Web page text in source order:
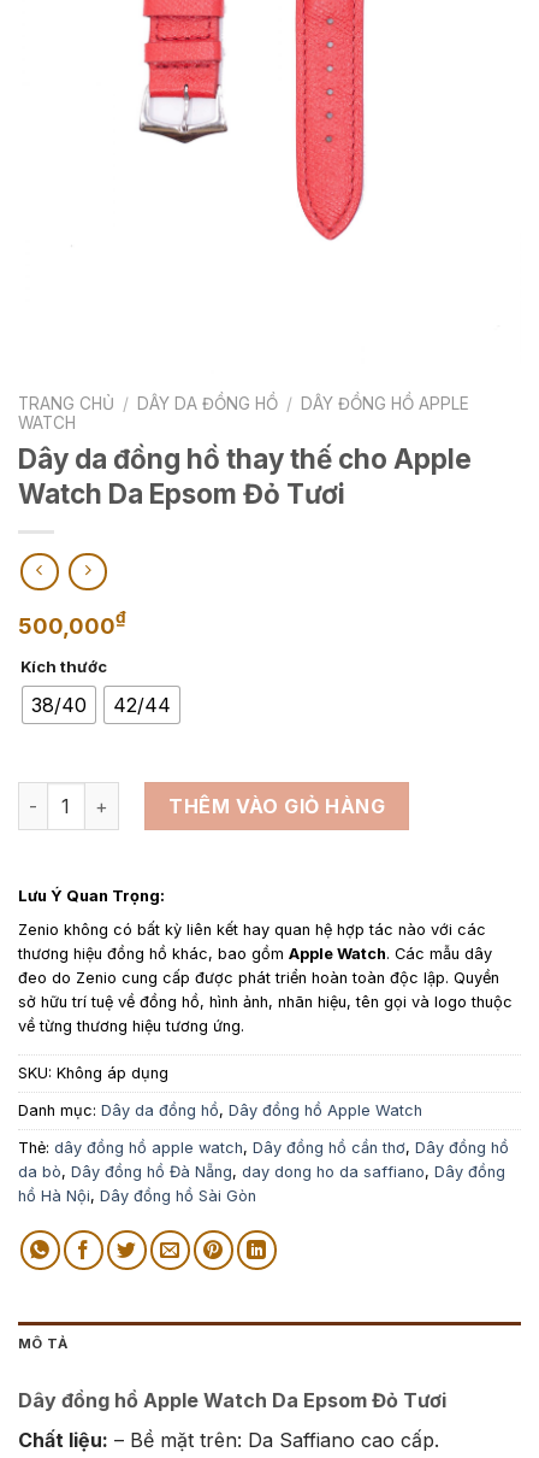
TRANG CHỦ / DÂY DA ĐỒNG HỒ / DÂY ĐỒNG HỒ APPLE
WATCH
Dây da đồng hồ thay thế cho Apple
Watch Da Epsom Đỏ Tươi
500,000₫
Kích thước
38/40 42/44
Dây da đồng hồ thay thế cho Apple Watch Da Epsom Đỏ
THÊM VÀO GIỎ HÀNG
Lưu Ý Quan Trọng:
Zenio không có bất kỳ liên kết hay quan hệ hợp tác nào với các
thương hiệu đồng hồ khác, bao gồm Apple Watch. Các mẫu dây
đeo do Zenio cung cấp được phát triển hoàn toàn độc lập. Quyền
sở hữu trí tuệ về đồng hồ, hình ảnh, nhãn hiệu, tên gọi và logo thuộc
về từng thương hiệu tương ứng.
SKU: Không áp dụng
Danh mục: Dây da đồng hồ, Dây đồng hồ Apple Watch
Thẻ: dây đồng hồ apple watch, Dây đồng hồ cần thơ, Dây đồng hồ
da bò, Dây đồng hồ Đà Nẵng, day dong ho da saffiano, Dây đồng
hồ Hà Nội, Dây đồng hồ Sài Gòn
MÔ TẢ
Dây đồng hồ Apple Watch Da Epsom Đỏ Tươi
Chất liệu: – Bề mặt trên: Da Saffiano cao cấp.